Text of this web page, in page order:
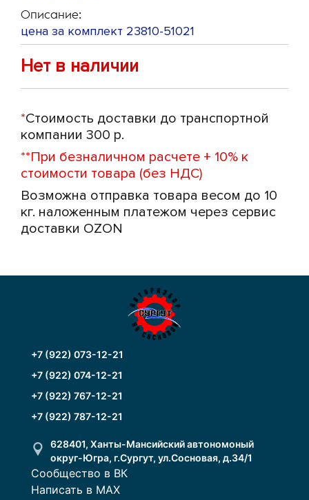
Описание:
цена за комплект 23810-51021
Нет в наличии
*Стоимость доставки до транспортной
компании 300 р.
**При безналичном расчете + 10% к
стоимости товара (без НДС)
Возможна отправка товара весом до 10
кг. наложенным платежом через сервис
доставки OZON
+7 (922) 073-12-21
+7 (922) 074-12-21
+7 (922) 767-12-21
+7 (922) 787-12-21
628401, Ханты-Мансийский автономоный
округ-Югра, г.Сургут, ул.Сосновая, д.34/1
Сообщество в ВК
Написать в MAX